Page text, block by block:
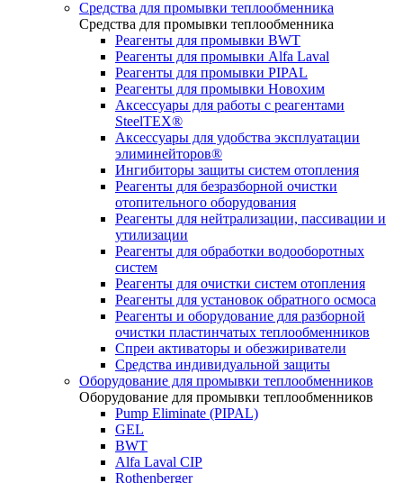
Средства для промывки теплообменника
Средства для промывки теплообменника
Реагенты для промывки BWT
Реагенты для промывки Alfa Laval
Реагенты для промывки PIPAL
Реагенты для промывки Новохим
Аксессуары для работы с реагентами
SteelTEX®
Аксессуары для удобства эксплуатации
элиминейторов®
Ингибиторы защиты систем отопления
Реагенты для безразборной очистки
отопительного оборудования
Реагенты для нейтрализации, пассивации и
утилизации
Реагенты для обработки водооборотных
систем
Реагенты для очистки систем отопления
Реагенты для установок обратного осмоса
Реагенты и оборудование для разборной
очистки пластинчатых теплообменников
Спреи активаторы и обезжириватели
Средства индивидуальной защиты
Оборудование для промывки теплообменников
Оборудование для промывки теплообменников
Pump Eliminate (PIPAL)
GEL
BWT
Alfa Laval CIP
Rothenberger